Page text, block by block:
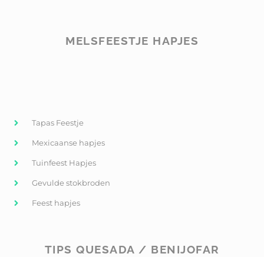
MELSFEESTJE HAPJES
Tapas Feestje
Mexicaanse hapjes
Tuinfeest Hapjes
Gevulde stokbroden
Feest hapjes
TIPS QUESADA / BENIJOFAR